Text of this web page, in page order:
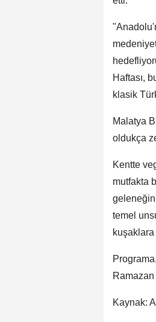
Haftası,
klasik
Malatya
oldukça
Kentte
mutfakta
geleneğin
temel
Kaynak: